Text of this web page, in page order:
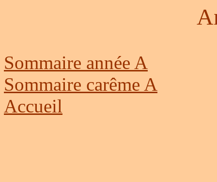
Sommaire année A
Sommaire carême A
Accueil